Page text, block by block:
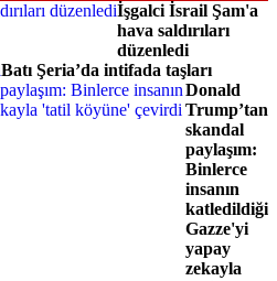
İşgalci İsrail Şam'a
hava saldırıları
düzenledi
Batı Şeria’da intifada taşları
Donald
Trump’tan
skandal
paylaşım:
Binlerce
insanın
katledildiği
Gazze'yi
yapay
zekayla